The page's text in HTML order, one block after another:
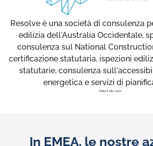
Resolve è una società di consulenza
edilizia dell'Australia Occidentale,
consulenza sul National
certificazione statutaria, ispezioni
statutarie, consulenza
energetica e servizi di
Visita il sito web
In EMEA, le nostre